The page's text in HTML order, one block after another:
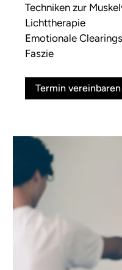
Techniken zur
Lichttherapie
Emotionale Clearings
Faszie
Termin vereinbaren